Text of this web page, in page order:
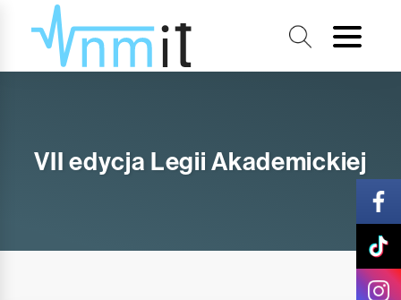
VII edycja Legii Akademickiej